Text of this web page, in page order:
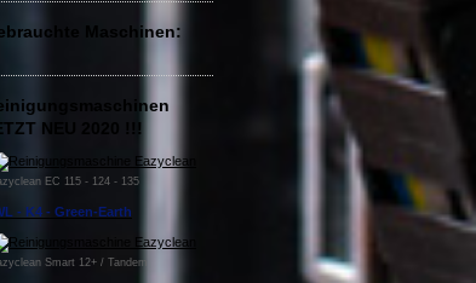
Maschinen:
NEU 2020 !!!
EC 115 - 124 - 135
- K4 - Green-Earth
Smart 12+ / Tandem